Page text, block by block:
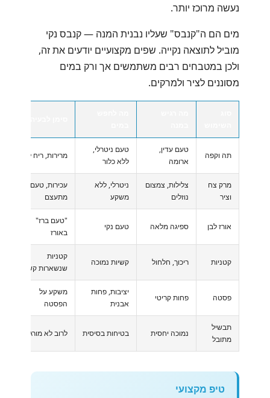
נעשה מרוכז יותר.
מים הם ה"קנבס" שעליו נבנית המנה — קנבס נקי
מוביל לתוצאה נקייה. שפים מקצועיים יודעים את זה,
ולכן במטבחים רבים משתמשים אך ורק במים
מסוננים לציר ולמרקים.
תה וקפה
טעם עדין,
ארומה
טעם ניטרלי,
ללא כלור
מרירות, ריח לוואי
מרק צח
וציר
צלילות, צמצום
נוזלים
ניטרלי, ללא
משקע
עכירות, טעם
מתעצם
אורז לבן ספיגה מלאה טעם נקי
"טעם ברז"
באורז
קטניות ריכוך, חלחול קשיות נמוכה
קטניות
שנשארות קשות
פסטה פחות קריטי
יציבות, פחות
אבנית
משקע על
הפסטה
תבשיל
מתובל
נמוכה יחסית בטיחות בסיסית לרוב לא מורגש
טיפ מקצועי